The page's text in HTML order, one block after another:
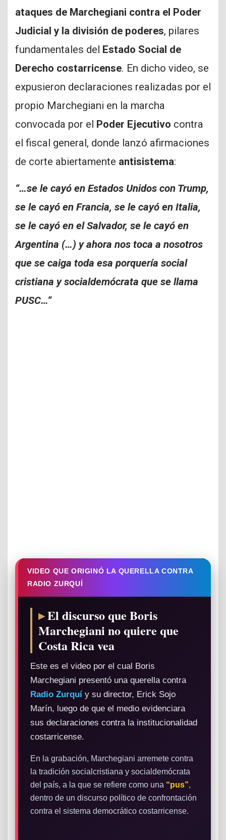
ataques de Marchegiani contra el Poder
Judicial y la división de poderes, pilares
fundamentales del Estado Social de
Derecho costarricense. En dicho video, se
expusieron declaraciones realizadas por el
propio Marchegiani en la marcha
convocada por el Poder Ejecutivo contra
el fiscal general, donde lanzó afirmaciones
de corte abiertamente antisistema:
“…se le cayó en Estados Unidos con Trump,
se le cayó en Francia, se le cayó en Italia,
se le cayó en el Salvador, se le cayó en
Argentina (…) y ahora nos toca a nosotros
que se caiga toda esa porquería social
cristiana y socialdemócrata que se llama
PUSC…”
VIDEO QUE ORIGINÓ LA QUERELLA CONTRA
RADIO ZURQUÍ
El discurso que Boris
Marchegiani no quiere que
Costa Rica vea
Este es el video por el cual Boris
Marchegiani presentó una querella contra
Radio Zurquí y su director, Erick Sojo
Marín, luego de que el medio evidenciara
sus declaraciones contra la institucionalidad
costarricense.
En la grabación, Marchegiani arremete contra
la tradición socialcristiana y socialdemócrata
del país, a la que se refiere como una “pus”,
dentro de un discurso político de confrontación
contra el sistema democrático costarricense.